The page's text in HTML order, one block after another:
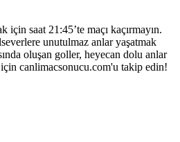
saat 21:45’te maçı kaçırmayın.
unutulmaz anlar yaşatmak
oluşan goller, heyecan dolu anlar
için canlimacsonucu.com'u takip edin!